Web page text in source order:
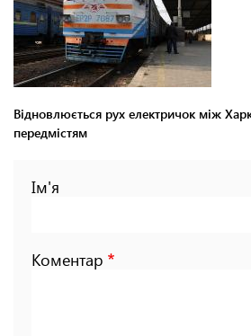
Відновлюється рух електричок між
передмістям
Ім'я
Коментар